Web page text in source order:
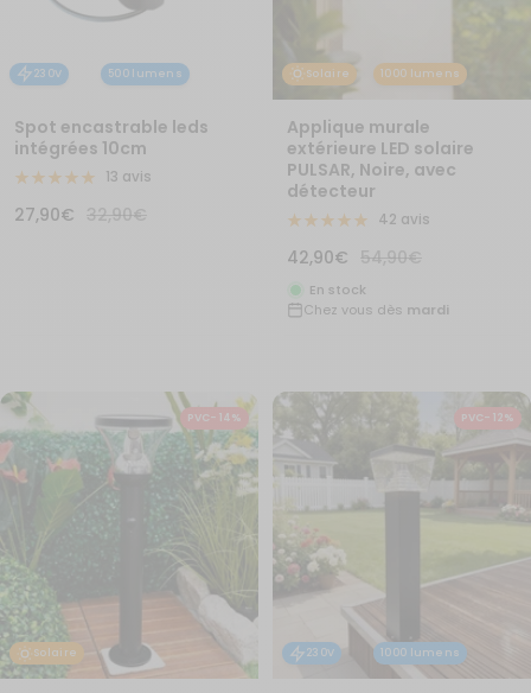
230V 500 lumens
Spot encastrable leds
intégrées 10cm
13 avis
Prix
27,90€
Prix
32,90€
Solaire 1000 lumens
Applique murale
extérieure LED solaire
PULSAR, Noire, avec
détecteur
42 avis
Prix
de
vente
42,90€ Prix
normal
54,90€
En stock
Chez vous dès mardi
Solaire
PVC- 14%
230V 1000 lumens
PVC- 12%